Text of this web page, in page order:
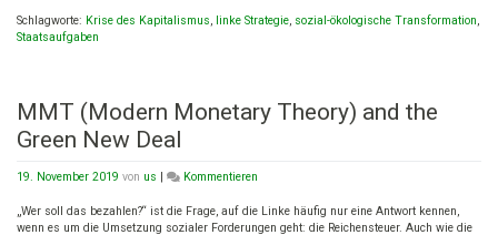
Schlagworte: Krise des Kapitalismus, linke Strategie, sozial-ökologische Transformation,
Staatsaufgaben
MMT (Modern Monetary Theory) and the
Green New Deal
19. November 2019 von us Kommentieren
(Modern
Monetary
„Wer soll das bezahlen?“ ist die Frage, auf die Linke häufig nur eine Antwort kennen,
wenn es um die Umsetzung sozialer Forderungen geht: die Reichensteuer. Auch wie die